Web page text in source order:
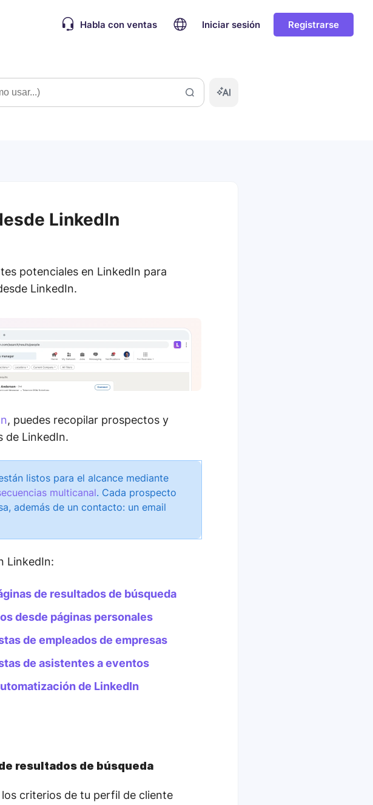
Habla con ventas Iniciar sesión Registrarse
LinkedIn
potenciales en LinkedIn para
LinkedIn.
, puedes recopilar prospectos y
de LinkedIn.
listos para el alcance mediante
multicanal. Cada prospecto
además de un contacto: un email
LinkedIn:
de resultados de búsqueda
desde páginas personales
de empleados de empresas
de asistentes a eventos
de LinkedIn
resultados de búsqueda
criterios de tu perfil de cliente